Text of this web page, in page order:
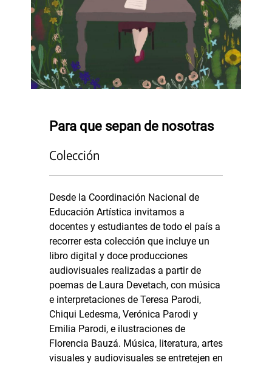
Para que sepan de nosotras
Colección
Desde la Coordinación Nacional de
Educación Artística invitamos a
docentes y estudiantes de todo el país a
recorrer esta colección que incluye un
libro digital y doce producciones
audiovisuales realizadas a partir de
poemas de Laura Devetach, con música
e interpretaciones de Teresa Parodi,
Chiqui Ledesma, Verónica Parodi y
Emilia Parodi, e ilustraciones de
Florencia Bauzá. Música, literatura, artes
visuales y audiovisuales se entretejen en